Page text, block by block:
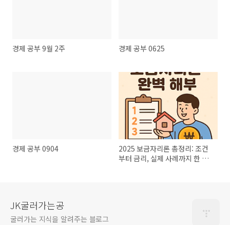
경제 공부 9월 2주 경제 공부 0625
경제 공부 0904
2025 보금자리론 총정리: 조건
부터 금리, 실제 사례까지 한 번
JK굴러가는공
굴러가는 지식을 알려주는 블로그